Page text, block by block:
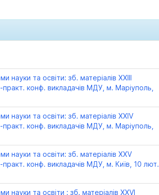
науки та освіти: зб. матеріалів XXІІІ
практ. конф. викладачів МДУ, м. Маріуполь,
науки та освіти: зб. матеріалів XXІV
практ. конф. викладачів МДУ, м. Маріуполь,
науки та освіти: зб. матеріалів XXV
практ. конф. викладачів МДУ, м. Київ, 10 лют.
науки та освіти : зб. матеріалів XXVІ